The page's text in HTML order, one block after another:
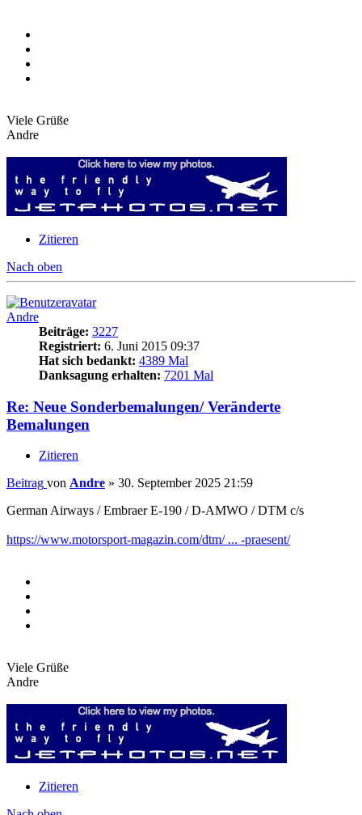
Viele Grüße
Andre
Zitieren
Nach oben
Andre
Beiträge: 3227
Registriert: 6. Juni 2015 09:37
Hat sich bedankt: 4389 Mal
Danksagung erhalten: 7201 Mal
Re: Neue Sonderbemalungen/ Veränderte
Bemalungen
Zitieren
Beitrag von Andre » 30. September 2025 21:59
German Airways / Embraer E-190 / D-AMWO / DTM c/s
https://www.motorsport-magazin.com/dtm/ ... -praesent/
Viele Grüße
Andre
Zitieren